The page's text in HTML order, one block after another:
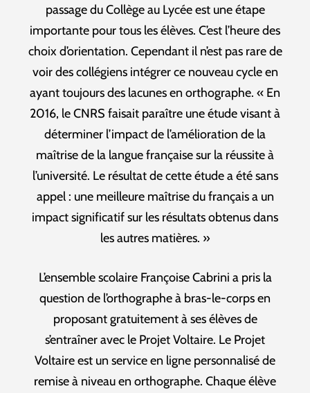
passage du Collège au Lycée est une étape
importante pour tous les élèves. C’est l’heure des
choix d’orientation. Cependant il n’est pas rare de
voir des collégiens intégrer ce nouveau cycle en
ayant toujours des lacunes en orthographe. « En
2016, le CNRS faisait paraître une étude visant à
déterminer l’impact de l’amélioration de la
maîtrise de la langue française sur la réussite à
l’université. Le résultat de cette étude a été sans
appel : une meilleure maîtrise du français a un
impact significatif sur les résultats obtenus dans
les autres matières. »
L’ensemble scolaire Françoise Cabrini a pris la
question de l’orthographe à bras-le-corps en
proposant gratuitement à ses élèves de
s’entraîner avec le Projet Voltaire. Le Projet
Voltaire est un service en ligne personnalisé de
remise à niveau en orthographe. Chaque élève